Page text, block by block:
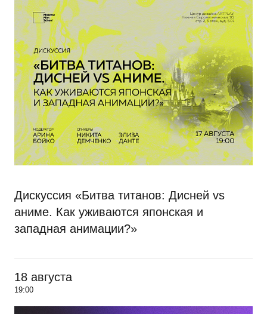
Дискуссия «Битва титанов: Дисней vs
аниме. Как уживаются японская и
западная анимации?»
18 августа
19:00